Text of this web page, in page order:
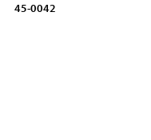
45-0042